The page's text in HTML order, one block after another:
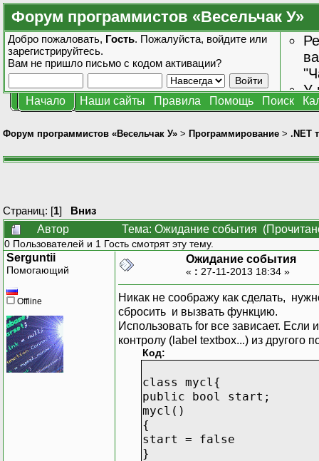
Форум программистов «Весельчак У»
Добро пожаловать, Гость. Пожалуйста, войдите или
зарегистрируйтесь.
Вам не пришло письмо с кодом активации?
У
Начало Наши сайты Правила Помощь Поиск
Форум программистов «Весельчак У» > Программирование > .NET
Страниц: [1] Вниз
Автор
Тема: Ожидание события
0 Пользователей и 1 Гость смотрят эту тему.
Serguntii
Помогающий
Offline
Ожидание события
« : 27-11-2013 18:34 »
Никак не соображу как сделать,
сбросить и вызвать функцию.
Использовать for все зависает.
контролу (label textbox...) из другого
Код:
class mycl{
public bool start;
mycl()
{
start = false
}